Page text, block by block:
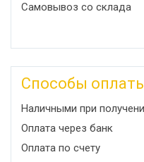
Самовывоз со склада
Способы
Наличными при
Оплата через банк
Оплата по счету